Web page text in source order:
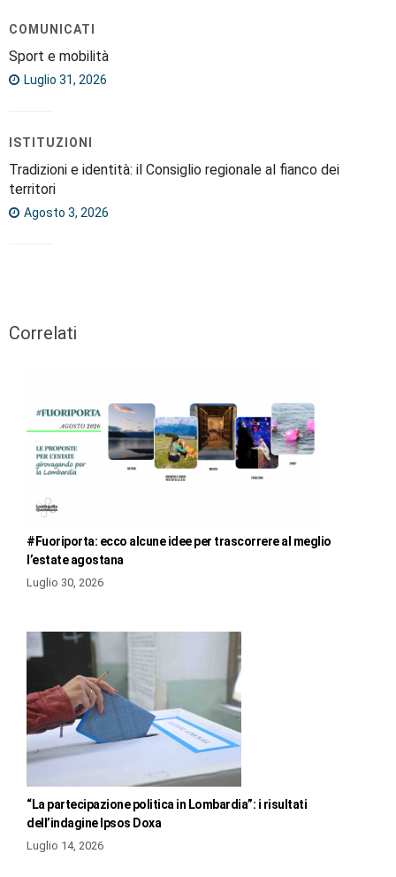
COMUNICATI
Sport e mobilità
Luglio 31, 2026
ISTITUZIONI
Tradizioni e identità: il Consiglio regionale al fianco dei
territori
Agosto 3, 2026
Correlati
#Fuoriporta: ecco alcune idee per trascorrere al meglio
l’estate agostana
Luglio 30, 2026
“La partecipazione politica in Lombardia”: i risultati
dell’indagine Ipsos Doxa
Luglio 14, 2026